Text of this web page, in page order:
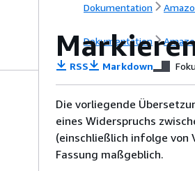
Dokumentation
Dokumentation
RSS Markdown
Die vorliegende
eines Widerspruchs
(einschließlich infolge von
Fassung maßgeblich.